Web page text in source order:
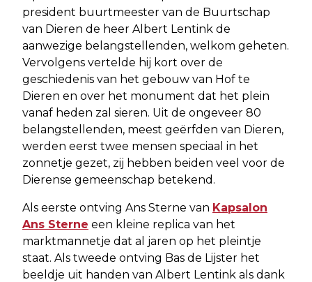
president buurtmeester van de Buurtschap
van Dieren de heer Albert Lentink de
aanwezige belangstellenden, welkom geheten.
Vervolgens vertelde hij kort over de
geschiedenis van het gebouw van Hof te
Dieren en over het monument dat het plein
vanaf heden zal sieren. Uit de ongeveer 80
belangstellenden, meest geërfden van Dieren,
werden eerst twee mensen speciaal in het
zonnetje gezet, zij hebben beiden veel voor de
Dierense gemeenschap betekend.
Als eerste ontving Ans Sterne van Kapsalon
Ans Sterne een kleine replica van het
marktmannetje dat al jaren op het pleintje
staat. Als tweede ontving Bas de Lijster het
beeldje uit handen van Albert Lentink als dank